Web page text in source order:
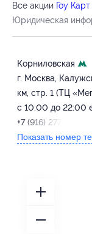
Все акции Гоу Карт
Юридическая
Корниловская
г. Москва,
км, стр. 1 (ТЦ
с 10:00 до 22:00
+7 (916) 277-71-45
Показать номер